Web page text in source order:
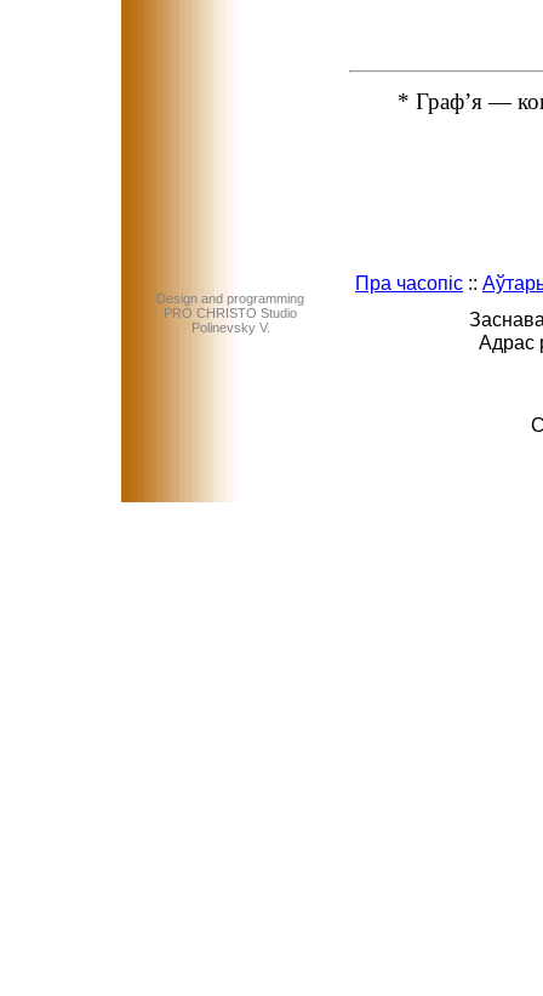
* Граф’я —
Design and programming
PRO CHRISTO Studio
Polinevsky V.
Пра часопіс ::
Адрас